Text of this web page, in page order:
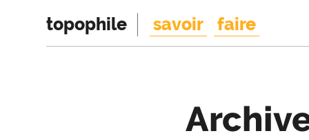
topophile savoir faire